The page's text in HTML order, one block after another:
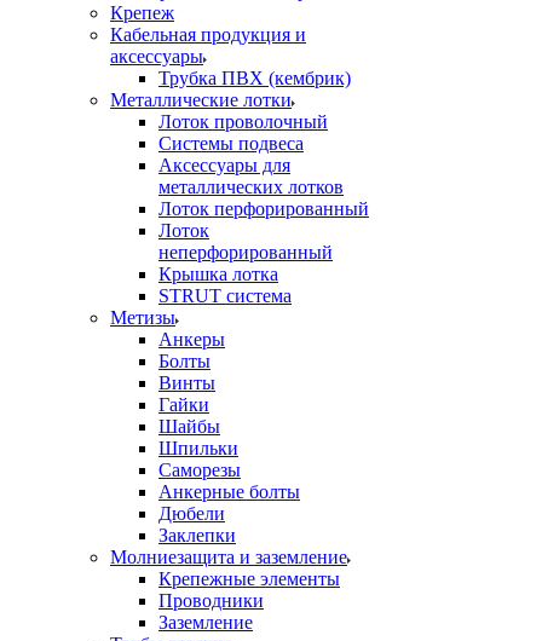
Крепеж
Кабельная продукция и
аксессуары
Трубка ПВХ (кембрик)
Металлические лотки
Лоток проволочный
Системы подвеса
Аксессуары для
металлических лотков
Лоток перфорированный
Лоток
неперфорированный
Крышка лотка
STRUT система
Метизы
Анкеры
Болты
Винты
Гайки
Шайбы
Шпильки
Саморезы
Анкерные болты
Дюбели
Заклепки
Молниезащита и заземление
Крепежные элементы
Проводники
Заземление